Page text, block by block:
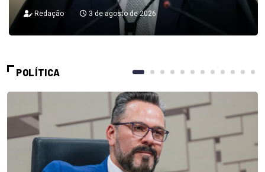
Redação 3 de agosto de 2026
POLÍTICA